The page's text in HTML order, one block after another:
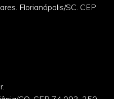
Florianópolis/SC. CEP